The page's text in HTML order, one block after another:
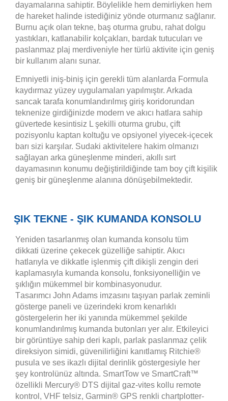
dayamalarına sahiptir. Böylelikle hem demirliyken hem
de hareket halinde istediğiniz yönde oturmanız sağlanır.
Burnu açık olan tekne, baş oturma grubu, rahat dolgu
yastıkları, katlanabilir kolçakları, bardak tutucuları ve
paslanmaz plaj merdiveniyle her türlü aktivite için geniş
bir kullanım alanı sunar.
Emniyetli iniş-biniş için gerekli tüm alanlarda Formula
kaydırmaz yüzey uygulamaları yapılmıştır. Arkada
sancak tarafa konumlandırılmış giriş koridorundan
teknenize girdiğinizde modern ve akıcı hatlara sahip
güvertede kesintisiz L şekilli oturma grubu, çift
pozisyonlu kaptan koltuğu ve opsiyonel yiyecek-içecek
barı sizi karşılar. Sudaki aktivitelere hakim olmanızı
sağlayan arka güneşlenme minderi, akıllı sırt
dayamasının konumu değiştirildiğinde tam boy çift kişilik
geniş bir güneşlenme alanına dönüşebilmektedir.
ŞIK TEKNE - ŞIK KUMANDA KONSOLU
Yeniden tasarlanmış olan kumanda konsolu tüm
dikkati üzerine çekecek güzelliğe sahiptir. Akıcı
hatlarıyla ve dikkatle işlenmiş çift dikişli zengin deri
kaplamasıyla kumanda konsolu, fonksiyonelliğin ve
şıklığın mükemmel bir kombinasyonudur.
Tasarımcı John Adams imzasını taşıyan parlak zeminli
gösterge paneli ve üzerindeki krom kenarlıklı
göstergelerin her iki yanında mükemmel şekilde
konumlandırılmış kumanda butonları yer alır. Etkileyici
bir görüntüye sahip deri kaplı, parlak paslanmaz çelik
direksiyon simidi, güvenilirliğini kanıtlamış Ritchie®
pusula ve ses ikazlı dijital derinlik göstergesiyle her
şey kontrolünüz altında. SmartTow ve SmartCraft™
özellikli Mercury® DTS dijital gaz-vites kollu remote
kontrol, VHF telsiz, Garmin® GPS renkli chartplotter-